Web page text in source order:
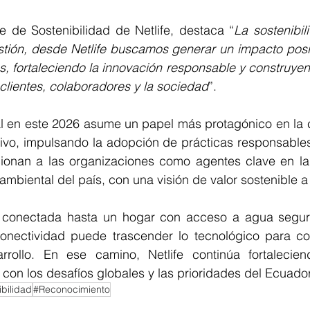
de Sostenibilidad de Netlife, destaca “La
desde Netlife buscamos generar un impacto
fortaleciendo la innovación responsable y
colaboradores y la sociedad”.
en este 2026 asume un papel más protagónico en la
impulsando la adopción de prácticas
a las organizaciones como agentes clave en
del país, con una visión de valor sostenible
hasta un hogar con acceso a agua
puede trascender lo tecnológico para
En ese camino, Netlife continúa
los desafíos globales y las prioridades del
#Reconocimiento